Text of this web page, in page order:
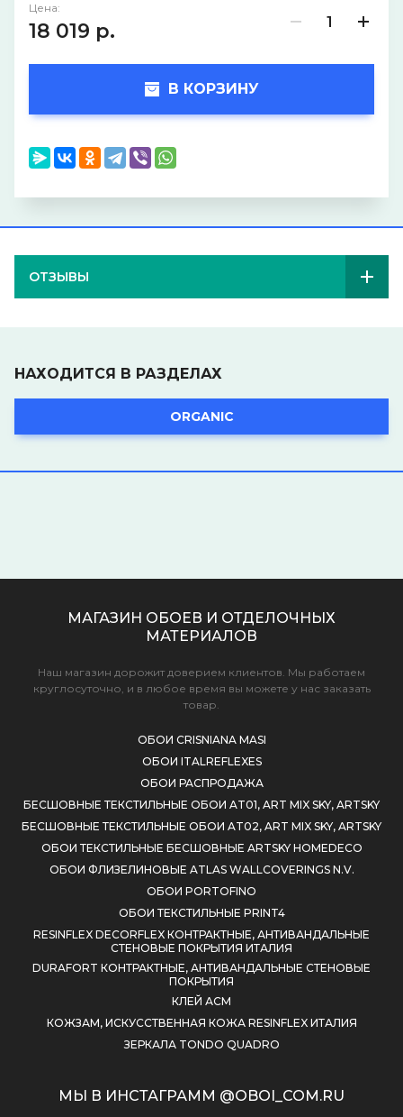
Цена:
18 019 р.
В КОРЗИНУ
ОТЗЫВЫ
НАХОДИТСЯ В РАЗДЕЛАХ
ORGANIC
МАГАЗИН ОБОЕВ И ОТДЕЛОЧНЫХ
МАТЕРИАЛОВ
Наш магазин дорожит доверием клиентов. Мы работаем
круглосуточно, и в любое время вы можете у нас заказать
товар.
ОБОИ CRISNIANA MASI
ОБОИ ITALREFLEXES
ОБОИ РАСПРОДАЖА
БЕСШОВНЫЕ ТЕКСТИЛЬНЫЕ ОБОИ AT01, ART MIX SKY, ARTSKY
БЕСШОВНЫЕ ТЕКСТИЛЬНЫЕ ОБОИ AT02, ART MIX SKY, ARTSKY
ОБОИ ТЕКСТИЛЬНЫЕ БЕСШОВНЫЕ ARTSKY HOMEDECO
ОБОИ ФЛИЗЕЛИНОВЫЕ ATLAS WALLCOVERINGS N.V.
ОБОИ PORTOFINO
ОБОИ ТЕКСТИЛЬНЫЕ PRINT4
RESINFLEX DECORFLEX КОНТРАКТНЫЕ, АНТИВАНДАЛЬНЫЕ
СТЕНОВЫЕ ПОКРЫТИЯ ИТАЛИЯ
DURAFORT КОНТРАКТНЫЕ, АНТИВАНДАЛЬНЫЕ СТЕНОВЫЕ
ПОКРЫТИЯ
КЛЕЙ АСМ
КОЖЗАМ, ИСКУССТВЕННАЯ КОЖА RESINFLEX ИТАЛИЯ
ЗЕРКАЛА TONDO QUADRO
МЫ В ИНСТАГРАММ @OBOI_COM.RU